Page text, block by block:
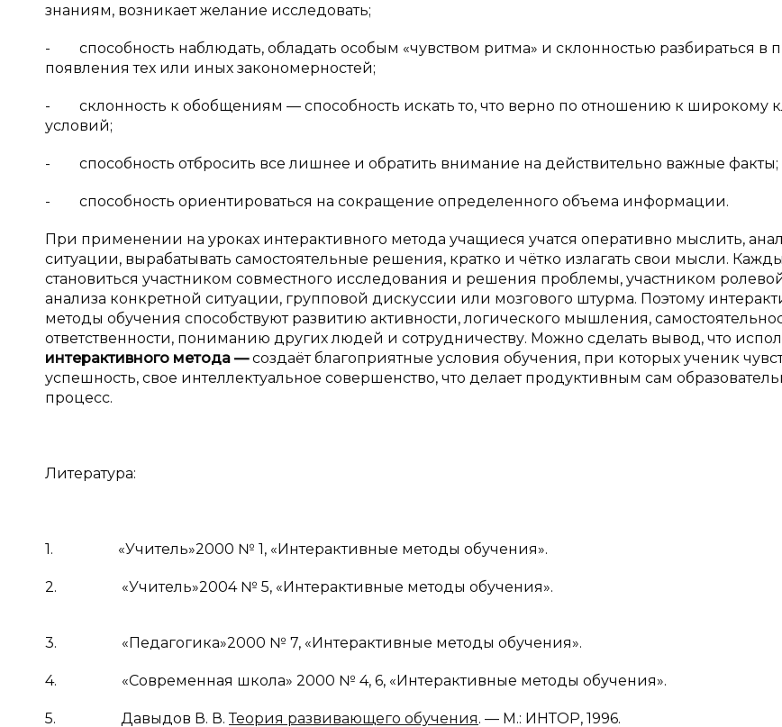
знаниям, возникает желание исследовать;
- способность наблюдать, обладать особым «чувством ритма» и склонностью разбираться в
появления тех или иных закономерностей;
- склонность к обобщениям — способность искать то, что верно по отношению к широкому
условий;
- способность отбросить все лишнее и обратить внимание на действительно важные факты;
- способность ориентироваться на сокращение определенного объема информации.
При применении на уроках интерактивного метода учащиеся учатся оперативно мыслить,
ситуации, вырабатывать самостоятельные решения, кратко и чётко излагать свои мысли.
становиться участником совместного исследования и решения проблемы, участником
анализа конкретной ситуации, групповой дискуссии или мозгового штурма. Поэтому
методы обучения способствуют развитию активности, логического мышления,
ответственности, пониманию других людей и сотрудничеству. Можно сделать вывод, что
интерактивного метода —создаёт благоприятные условия обучения, при которых ученик
успешность, свое интеллектуальное совершенство, что делает продуктивным сам
процесс.
Литература:
1. «Учитель»2000 № 1, «Интерактивные методы обучения».
2. «Учитель»2004 № 5, «Интерактивные методы обучения».
3. «Педагогика»2000 № 7, «Интерактивные методы обучения».
4. «Современная школа» 2000 № 4, 6, «Интерактивные методы обучения».
5. Давыдов В. В.Теория развивающего обучения. — М.: ИНТОР, 1996.